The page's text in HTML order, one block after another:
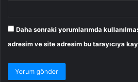
Daha sonraki yorumlarımda
adresim ve site adresim bu tarayıcıya